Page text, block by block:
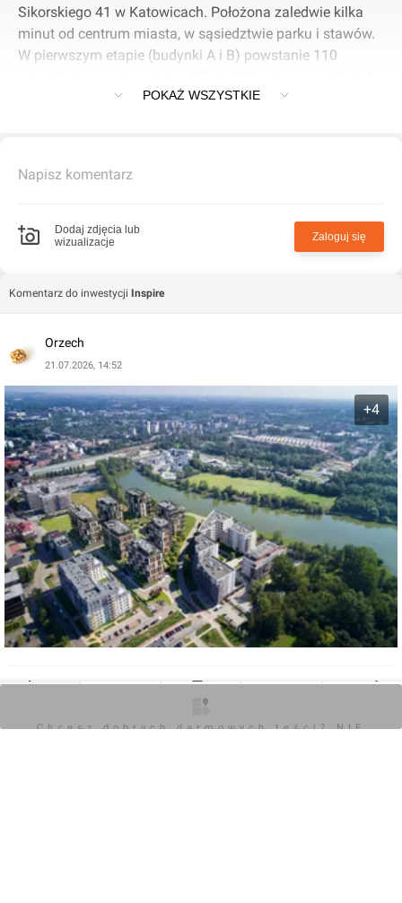
Sikorskiego 41 w Katowicach. Położona zaledwie kilka
minut od centrum miasta, w sąsiedztwie parku i stawów.
W pierwszym etapie (budynki A i B) powstanie 110
usługowy. W drugim etapie (budynek C) powstanie 60
II etapu na IV kwartał 2022 r.
POKAŻ WSZYSTKIE
Napisz komentarz
Dodaj zdjęcia lub
wizualizacje
Zaloguj się
Komentarz do inwestycji Inspire
Orzech
21.07.2026, 14:52
+4
0
Zaloguj aby dodać komentarz
Chcesz dobrych darmowych teści? NIE